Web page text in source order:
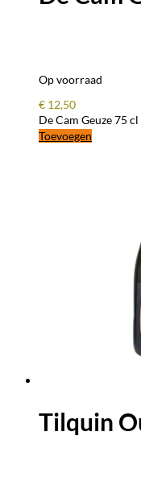
Op voorraad
€ 12,50
De Cam Geuze 75
Toevoegen
Tilquin